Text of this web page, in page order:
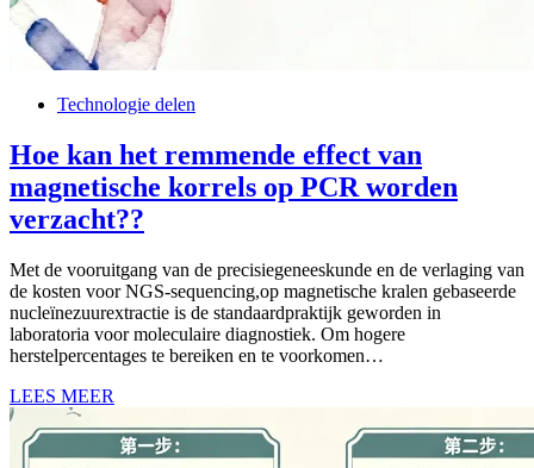
Technologie delen
Hoe kan het remmende effect van
magnetische korrels op PCR worden
verzacht??
Met de vooruitgang van de precisiegeneeskunde en de verlaging van
de kosten voor NGS-sequencing,op magnetische kralen gebaseerde
nucleïnezuurextractie is de standaardpraktijk geworden in
laboratoria voor moleculaire diagnostiek. Om hogere
herstelpercentages te bereiken en te voorkomen…
LEES MEER